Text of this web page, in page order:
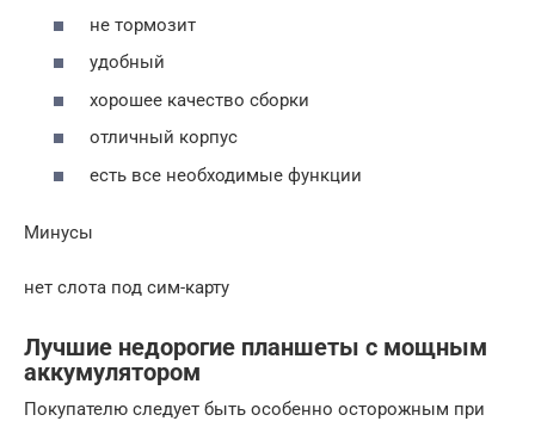
не тормозит
удобный
хорошее качество сборки
отличный корпус
есть все необходимые функции
Минусы
нет слота под сим-карту
Лучшие недорогие планшеты с мощным
аккумулятором
Покупателю следует быть особенно осторожным при